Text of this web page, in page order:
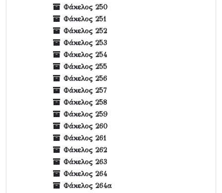
Φάκελος 250
Φάκελος 251
Φάκελος 252
Φάκελος 253
Φάκελος 254
Φάκελος 255
Φάκελος 256
Φάκελος 257
Φάκελος 258
Φάκελος 259
Φάκελος 260
Φάκελος 261
Φάκελος 262
Φάκελος 263
Φάκελος 264
Φάκελος 264α